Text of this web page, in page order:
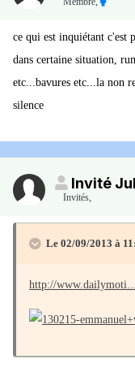
ce qui est inquiétant c'est
dans certaine situation,
etc...bavures etc...la non
silence
Invité
Invités,
Le 02/09/2013 à
http://